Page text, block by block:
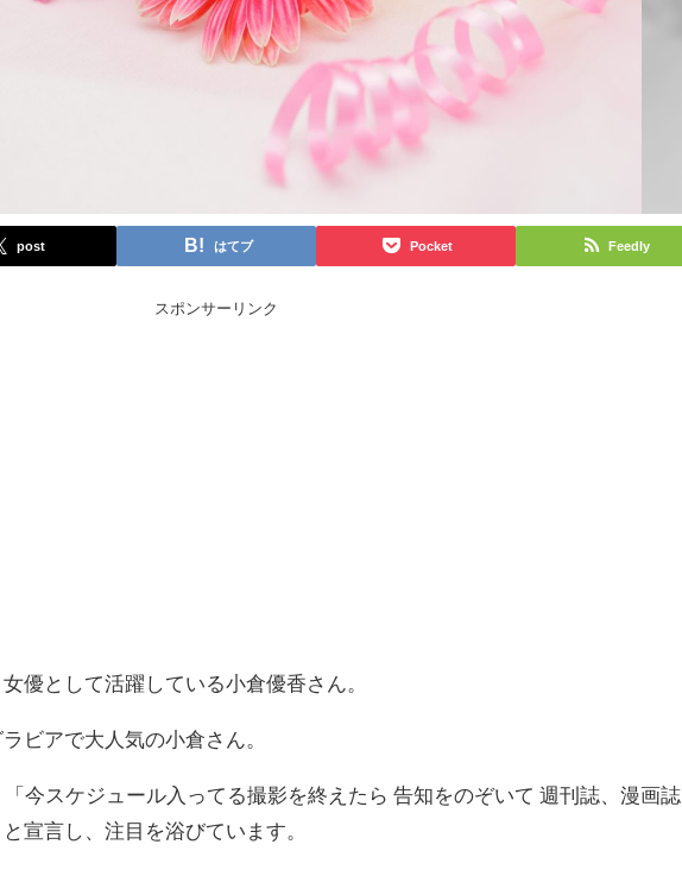
post はてブ Pocket Feedly
スポンサーリンク
優として活躍している小倉優香さん。
ビアで大人気の小倉さん。
「今スケジュール入ってる撮影を終えたら 告知をのぞいて 週刊誌、漫画誌
宣言し、注目を浴びています。